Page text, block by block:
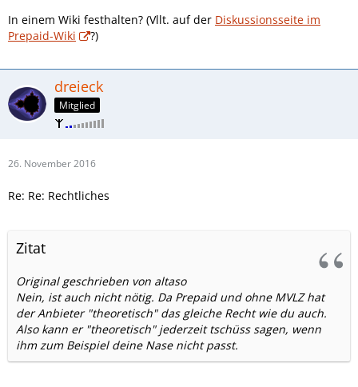
In einem Wiki festhalten? (Vllt. auf der Diskussionsseite im
Prepaid-Wiki
?)
dreieck
Mitglied
26. November 2016
Re: Re: Rechtliches
Zitat
Original geschrieben von altaso
Nein, ist auch nicht nötig. Da Prepaid und ohne MVLZ hat
der Anbieter "theoretisch" das gleiche Recht wie du auch.
Also kann er "theoretisch" jederzeit tschüss sagen, wenn
ihm zum Beispiel deine Nase nicht passt.